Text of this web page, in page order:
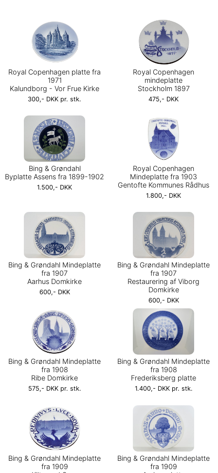
Royal Copenhagen platte fra
1971
Kalundborg - Vor Frue Kirke
300,- DKK pr. stk.
Royal Copenhagen
mindeplatte
Stockholm 1897
475,- DKK
Bing & Grøndahl
Byplatte Assens fra 1899-1902
1.500,- DKK
Royal Copenhagen
Mindeplatte fra 1903
Gentofte Kommunes Rådhus
1.800,- DKK
Bing & Grøndahl Mindeplatte
fra 1907
Aarhus Domkirke
600,- DKK
Bing & Grøndahl Mindeplatte
fra 1907
Restaurering af Viborg
Domkirke
600,- DKK
Bing & Grøndahl Mindeplatte
fra 1908
Ribe Domkirke
575,- DKK pr. stk.
Bing & Grøndahl Mindeplatte
fra 1908
Frederiksberg platte
1.400,- DKK pr. stk.
Bing & Grøndahl Mindeplatte
fra 1909
Bing & Grøndahl Mindeplatte
fra 1909